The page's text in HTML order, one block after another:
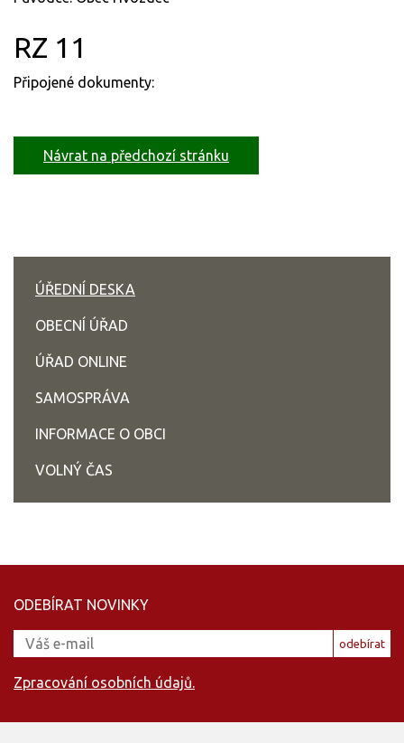
RZ 11
Připojené dokumenty:
Návrat na předchozí stránku
ÚŘEDNÍ DESKA
OBECNÍ ÚŘAD
ÚŘAD ONLINE
SAMOSPRÁVA
INFORMACE O OBCI
VOLNÝ ČAS
ODEBÍRAT NOVINKY
odebírat
Zpracování osobních údajů.